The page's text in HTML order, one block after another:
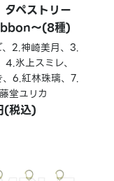
タペストリー
～(8種)
2.神崎美月、3.
氷上スミレ、
、6.紅林珠璃、7.
堂ユリカ
税込)